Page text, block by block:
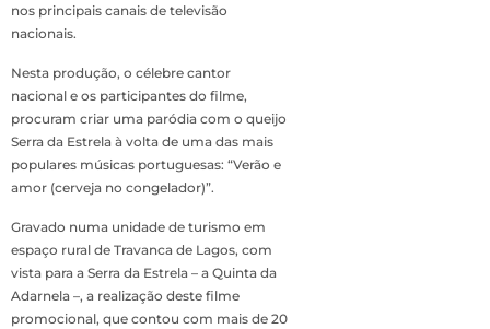
nos principais canais de televisão
nacionais.
Nesta produção, o célebre cantor
nacional e os participantes do filme,
procuram criar uma paródia com o queijo
Serra da Estrela à volta de uma das mais
populares músicas portuguesas: “Verão e
amor (cerveja no congelador)”.
Gravado numa unidade de turismo em
espaço rural de Travanca de Lagos, com
vista para a Serra da Estrela – a Quinta da
Adarnela –, a realização deste filme
promocional, que contou com mais de 20